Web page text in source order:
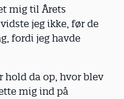
mig til Årets
jeg ikke, før de
fordi jeg havde
hold da op, hvor blev
mig ind på